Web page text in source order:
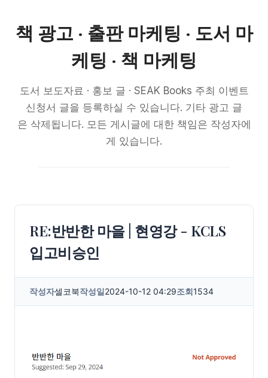
책 광고 · 출판 마케팅 · 도서 마
케팅 · 책 마케팅
도서 보도자료 · 홍보 글 · SEAK Books 주최 이벤트
신청서 글을 등록하실 수 있습니다. 기타 광고 글
은 삭제됩니다. 모든 게시글에 대한 책임은 작성자에
게 있습니다.
RE:반반한 마을 | 현영강 - KCLS
입고비승인
작성자셀코북작성일2024-10-12 04:29조회1534